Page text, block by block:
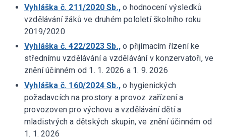
Vyhláška č. 211/2020 Sb., o hodnocení výsledků
vzdělávání žáků ve druhém pololetí školního roku
2019/2020
Vyhláška č. 422/2023 Sb., o přijímacím řízení ke
střednímu vzdělávání a vzdělávání v konzervatoři, ve
znění účinném od 1. 1. 2026 a 1. 9. 2026
Vyhláška č. 160/2024 Sb., o hygienických
požadavcích na prostory a provoz zařízení a
provozoven pro výchovu a vzdělávání dětí a
mladistvých a dětských skupin, ve znění účinném od
1. 1. 2026